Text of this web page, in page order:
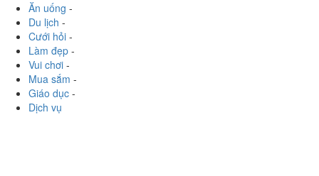
Ăn uống -
Du lịch -
Cưới hỏi -
Làm đẹp -
Vui chơi -
Mua sắm -
Giáo dục -
Dịch vụ